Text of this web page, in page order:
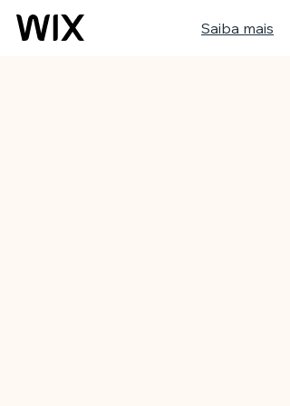
Saiba mais